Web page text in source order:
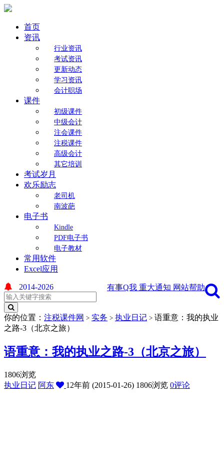
首页
资讯
行业资讯
考试资讯
更新动态
学习资讯
会计职场
课件
初级课件
中级会计
注会课件
注税课件
高级会计
其它培训
考试岁月
欢乐励志
老司机
南波葩
电子书
Kindle
PDF电子书
电子教材
常用软件
Excel应用
有事Q我 重大通知 网站帮助
2014-2026
你的位置： 注税课件网 > 实务 > 执业日记 > 语重意：我的执业
之路-3（北京之旅）
语重意：我的执业之路-3（北京之旅）
1806浏览
执业日记 阿东 12年前 (2015-01-26) 1806浏览 0评论